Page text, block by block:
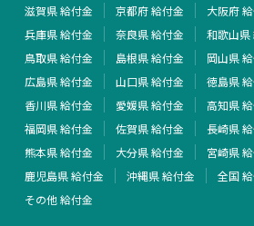
滋賀県 給付金
京都府 給付金
大阪府
兵庫県 給付金
奈良県 給付金
和歌山県
鳥取県 給付金
島根県 給付金
岡山県
広島県 給付金
山口県 給付金
徳島県
香川県 給付金
愛媛県 給付金
高知県
福岡県 給付金
佐賀県 給付金
長崎県
熊本県 給付金
大分県 給付金
宮崎県
鹿児島県 給付金
沖縄県 給付金
全国
その他 給付金